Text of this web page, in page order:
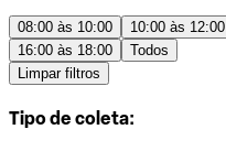
08:00 às 10:00 10:00 às 12:00
16:00 às 18:00
Todos
Limpar filtros
Tipo de coleta: